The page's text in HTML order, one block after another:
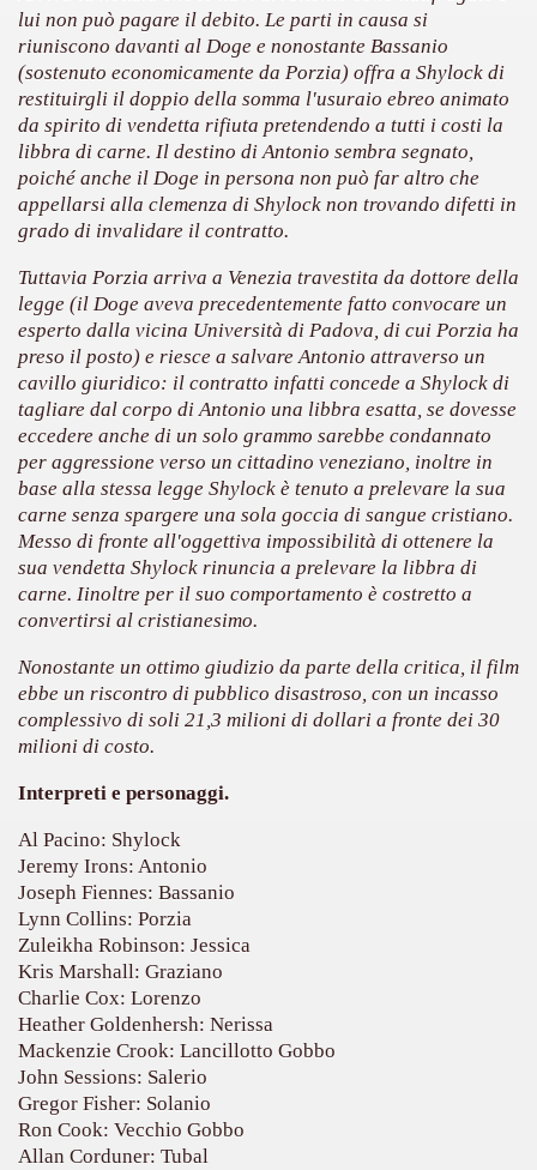
lui non può pagare il debito. Le parti in causa si
riuniscono davanti al Doge e nonostante Bassanio
(sostenuto economicamente da Porzia) offra a Shylock di
restituirgli il doppio della somma l'usuraio ebreo animato
da spirito di vendetta rifiuta pretendendo a tutti i costi la
libbra di carne. Il destino di Antonio sembra segnato,
poiché anche il Doge in persona non può far altro che
appellarsi alla clemenza di Shylock non trovando difetti in
grado di invalidare il contratto.
Tuttavia Porzia arriva a Venezia travestita da dottore della
legge (il Doge aveva precedentemente fatto convocare un
esperto dalla vicina Università di Padova, di cui Porzia ha
preso il posto) e riesce a salvare Antonio attraverso un
cavillo giuridico: il contratto infatti concede a Shylock di
tagliare dal corpo di Antonio una libbra esatta, se dovesse
eccedere anche di un solo grammo sarebbe condannato
per aggressione verso un cittadino veneziano, inoltre in
base alla stessa legge Shylock è tenuto a prelevare la sua
carne senza spargere una sola goccia di sangue cristiano.
Messo di fronte all'oggettiva impossibilità di ottenere la
sua vendetta Shylock rinuncia a prelevare la libbra di
carne. Iinoltre per il suo comportamento è costretto a
convertirsi al cristianesimo.
Nonostante un ottimo giudizio da parte della critica, il film
ebbe un riscontro di pubblico disastroso, con un incasso
complessivo di soli 21,3 milioni di dollari a fronte dei 30
milioni di costo.
Interpreti e personaggi.
Al Pacino: Shylock
Jeremy Irons: Antonio
Joseph Fiennes: Bassanio
Lynn Collins: Porzia
Zuleikha Robinson: Jessica
Kris Marshall: Graziano
Charlie Cox: Lorenzo
Heather Goldenhersh: Nerissa
Mackenzie Crook: Lancillotto Gobbo
John Sessions: Salerio
Gregor Fisher: Solanio
Ron Cook: Vecchio Gobbo
Allan Corduner: Tubal
nella storia del cinema
Trilogia sulla morte